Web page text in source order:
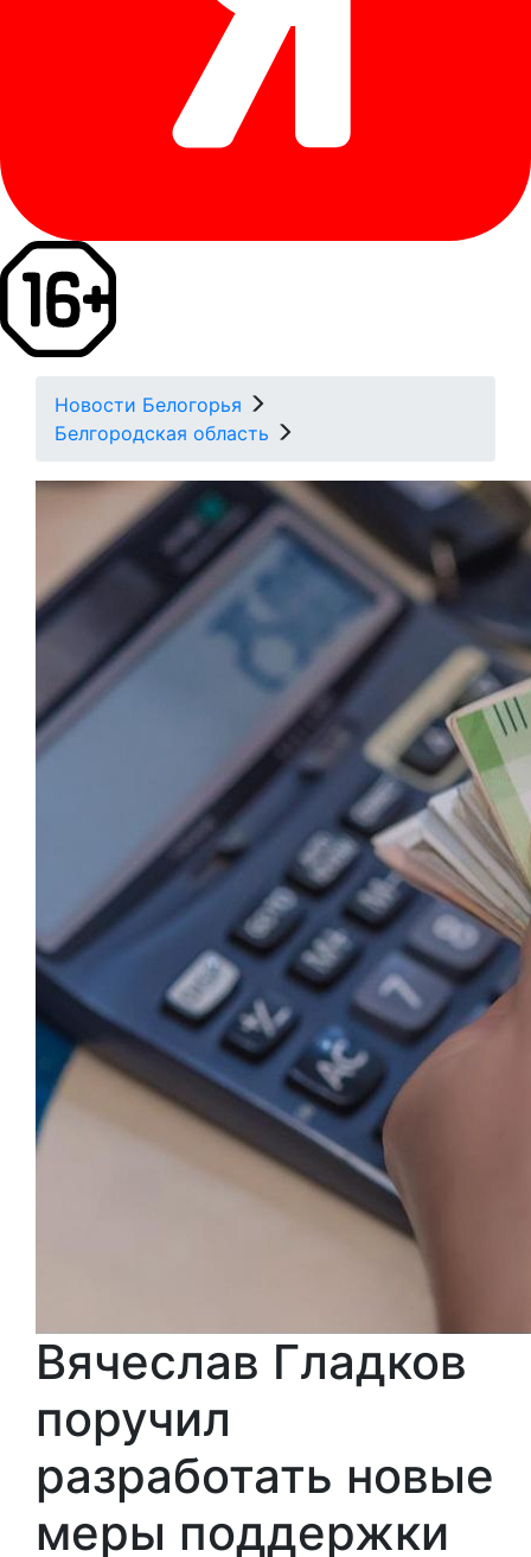
Новости Белогорья
Белгородская область
Вячеслав Гладков
поручил
разработать новые
меры поддержки